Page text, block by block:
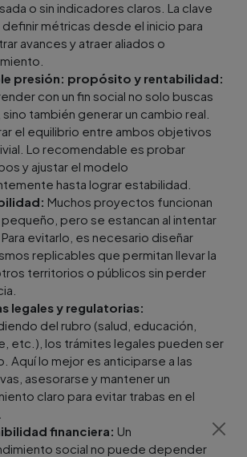
o sin indicadores claros. La clave
definir métricas desde el inicio para
avances y atraer aliados o
presión: propósito y rentabilidad:
con un fin social no solo buscas
también generar un cambio real.
el equilibrio entre ambos objetivos
Lo recomendable es probar
y ajustar el modelo
hasta lograr estabilidad.
Muchos proyectos funcionan
pequeño, pero se estancan al intentar
evitarlo, es necesario diseñar
replicables que permitan llevar la
territorios o públicos sin perder
legales y regulatorias:
del rubro (salud, educación,
etc.), los trámites legales pueden ser
Aquí lo mejor es anticiparse a las
asesorarse y mantener un
claro para evitar trabas en el
financiera: Un
social no puede depender